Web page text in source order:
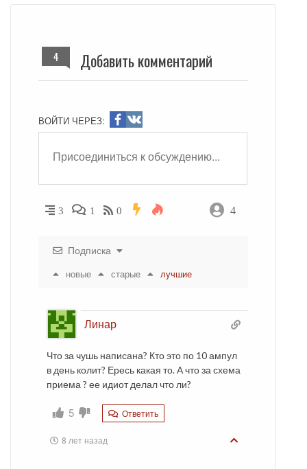
4 Добавить комментарий
ВОЙТИ ЧЕРЕЗ:
3 1 0 4
Подписка
новые старые лучшие
Линар
Что за чушь написана? Кто это по 10 ампул
в день колит? Ересь какая то. А что за схема
приема ? ее идиот делал что ли?
5 Ответить
8 лет назад